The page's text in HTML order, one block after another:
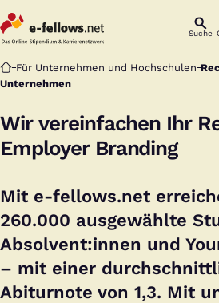
Suche
Startseite
Für Unternehmen und Hochschulen
Unternehmen
Wir vereinfachen Ihr
Employer Branding
Mit e-fellows.net
260.000 ausgewählte
Absolvent:innen und
– mit einer
Abiturnote von 1,3. Mit